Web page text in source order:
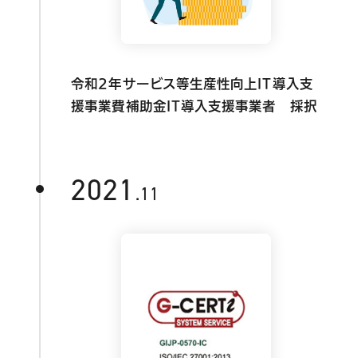
令和2年サービス等生産性向上IT導入支
援事業費補助金IT導入支援事業者 採択
2021 .11